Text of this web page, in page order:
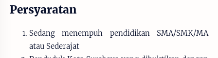
Persyaratan
Sedang menempuh pendidikan SMA/SMK/MA
atau Sederajat